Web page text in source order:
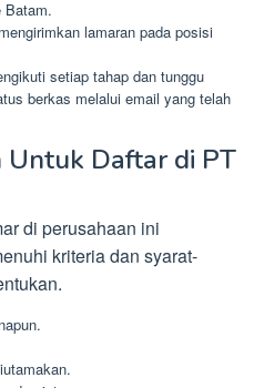
Batam.
lamaran pada posisi
setiap tahap dan tunggu
berkas melalui email yang telah
Untuk Daftar di PT
di perusahaan ini
kriteria dan syarat-